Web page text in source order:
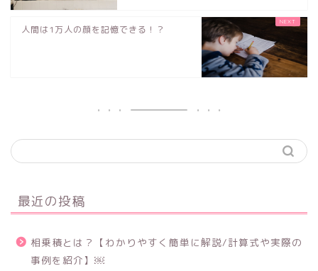
人間は1万人の顔を記憶できる！？
最近の投稿
相乗積とは？【わかりやすく簡単に解説/計算式や実際の
事例を紹介】￼